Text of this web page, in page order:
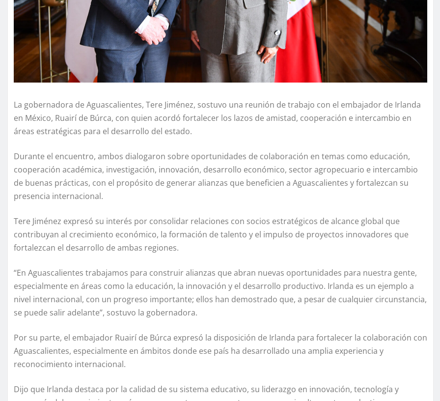
La gobernadora de Aguascalientes, Tere Jiménez, sostuvo una reunión de trabajo con el embajador de Irlanda
en México, Ruairí de Búrca, con quien acordó fortalecer los lazos de amistad, cooperación e intercambio en
áreas estratégicas para el desarrollo del estado.
Durante el encuentro, ambos dialogaron sobre oportunidades de colaboración en temas como educación,
cooperación académica, investigación, innovación, desarrollo económico, sector agropecuario e intercambio
de buenas prácticas, con el propósito de generar alianzas que beneficien a Aguascalientes y fortalezcan su
presencia internacional.
Tere Jiménez expresó su interés por consolidar relaciones con socios estratégicos de alcance global que
contribuyan al crecimiento económico, la formación de talento y el impulso de proyectos innovadores que
fortalezcan el desarrollo de ambas regiones.
“En Aguascalientes trabajamos para construir alianzas que abran nuevas oportunidades para nuestra gente,
especialmente en áreas como la educación, la innovación y el desarrollo productivo. Irlanda es un ejemplo a
nivel internacional, con un progreso importante; ellos han demostrado que, a pesar de cualquier circunstancia,
se puede salir adelante”, sostuvo la gobernadora.
Por su parte, el embajador Ruairí de Búrca expresó la disposición de Irlanda para fortalecer la colaboración con
Aguascalientes, especialmente en ámbitos donde ese país ha desarrollado una amplia experiencia y
reconocimiento internacional.
Dijo que Irlanda destaca por la calidad de su sistema educativo, su liderazgo en innovación, tecnología y